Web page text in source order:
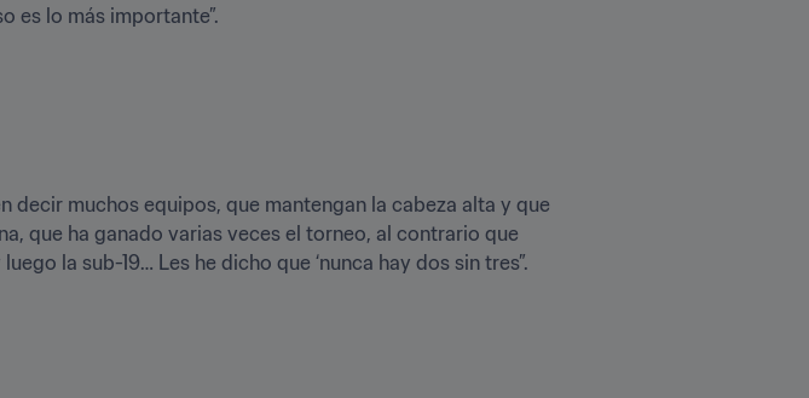
es lo más importante”.
decir muchos equipos, que mantengan la cabeza alta y que
que ha ganado varias veces el torneo, al contrario que
la sub-19… Les he dicho que ‘nunca hay dos sin tres”.